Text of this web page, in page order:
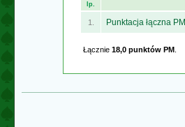
lp.
1. Punktacja łączna PM
Łącznie 18,0 punktów PM